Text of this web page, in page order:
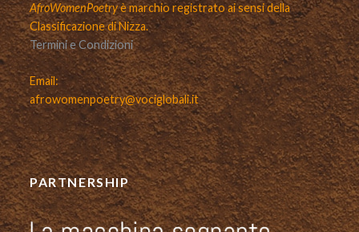
AfroWomenPoetryè marchio registrato ai sensi della
Classificazione di Nizza.
Termini e Condizioni
Email:
afrowomenpoetry@vociglobali.it
PARTNERSHIP